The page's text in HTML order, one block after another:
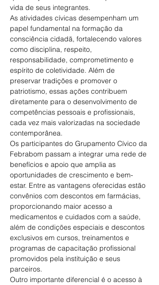
vida de seus integrantes.
As atividades cívicas desempenham um
papel fundamental na formação da
consciência cidadã, fortalecendo valores
como disciplina, respeito,
responsabilidade, comprometimento e
espírito de coletividade. Além de
preservar tradições e promover o
patriotismo, essas ações contribuem
diretamente para o desenvolvimento de
competências pessoais e profissionais,
cada vez mais valorizadas na sociedade
contemporânea.
Os participantes do Grupamento Cívico da
Febrabom passam a integrar uma rede de
benefícios e apoio que amplia as
oportunidades de crescimento e bem-
estar. Entre as vantagens oferecidas estão
convênios com descontos em farmácias,
proporcionando maior acesso a
medicamentos e cuidados com a saúde,
além de condições especiais e descontos
exclusivos em cursos, treinamentos e
programas de capacitação profissional
promovidos pela instituição e seus
parceiros.
Outro importante diferencial é o acesso à